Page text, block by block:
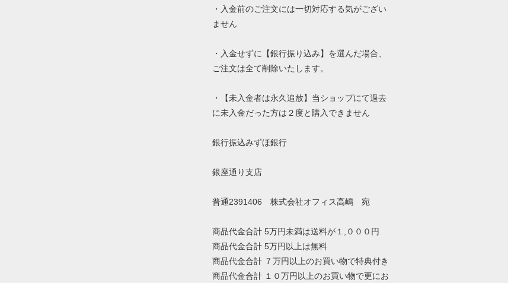
・入金前のご注文には一切対応する気がござい
ません
・入金せずに【銀行振り込み】を選んだ場合、
ご注文は全て削除いたします。
・【未入金者は永久追放】当ショップにて過去
に未入金だった方は２度と購入できません
銀行振込みずほ銀行
銀座通り支店
普通2391406 株式会社オフィス高嶋 宛
商品代金合計 5万円未満は送料が１,０００円
商品代金合計 5万円以上は無料
商品代金合計 ７万円以上のお買い物で特典付き
商品代金合計 １０万円以上のお買い物で更にお